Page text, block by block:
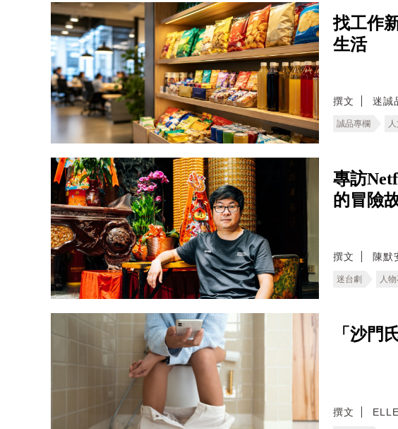
找工作
生活
撰文 迷誠
誠品專欄
專訪
的冒險
撰文 陳默
迷台劇 人
「沙門
撰文